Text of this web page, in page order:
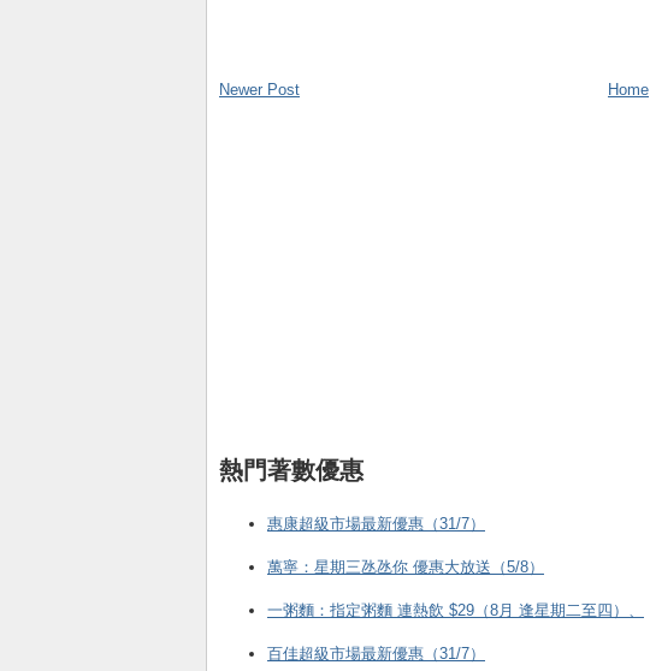
Newer Post Home
熱門著數優惠
惠康超級市場最新優惠（31/7）
萬寧：星期三氹氹你 優惠大放送（5/8）
一粥麵：指定粥麵 連熱飲 $29（8月 逢星期二至四）、
百佳超級市場最新優惠（31/7）